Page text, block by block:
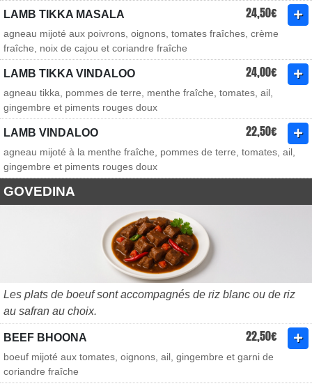
LAMB TIKKA MASALA 24,50€
agneau mijoté aux poivrons, oignons, tomates fraîches, crème
fraîche, noix de cajou et coriandre fraîche
LAMB TIKKA VINDALOO 24,00€
agneau tikka, pommes de terre, menthe fraîche, tomates, ail,
gingembre et piments rouges doux
LAMB VINDALOO 22,50€
agneau mijoté à la menthe fraîche, pommes de terre, tomates, ail,
gingembre et piments rouges doux
GOVEDINA
Les plats de boeuf sont accompagnés de riz blanc ou de riz
au safran au choix.
BEEF BHOONA 22,50€
boeuf mijoté aux tomates, oignons, ail, gingembre et garni de
coriandre fraîche